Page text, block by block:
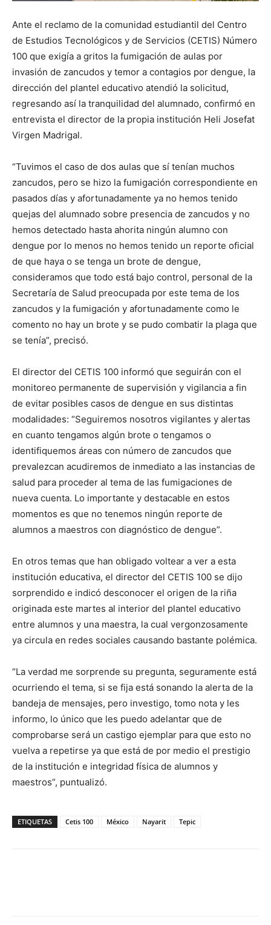
Ante el reclamo de la comunidad estudiantil del Centro
de Estudios Tecnológicos y de Servicios (CETIS) Número
100 que exigía a gritos la fumigación de aulas por
invasión de zancudos y temor a contagios por dengue, la
dirección del plantel educativo atendió la solicitud,
regresando así la tranquilidad del alumnado, confirmó en
entrevista el director de la propia institución Heli Josefat
Virgen Madrigal.
“Tuvimos el caso de dos aulas que sí tenían muchos
zancudos, pero se hizo la fumigación correspondiente en
pasados días y afortunadamente ya no hemos tenido
quejas del alumnado sobre presencia de zancudos y no
hemos detectado hasta ahorita ningún alumno con
dengue por lo menos no hemos tenido un reporte oficial
de que haya o se tenga un brote de dengue,
consideramos que todo está bajo control, personal de la
Secretaría de Salud preocupada por este tema de los
zancudos y la fumigación y afortunadamente como le
comento no hay un brote y se pudo combatir la plaga que
se tenía”, precisó.
El director del CETIS 100 informó que seguirán con el
monitoreo permanente de supervisión y vigilancia a fin
de evitar posibles casos de dengue en sus distintas
modalidades: “Seguiremos nosotros vigilantes y alertas
en cuanto tengamos algún brote o tengamos o
identifiquemos áreas con número de zancudos que
prevalezcan acudiremos de inmediato a las instancias de
salud para proceder al tema de las fumigaciones de
nueva cuenta. Lo importante y destacable en estos
momentos es que no tenemos ningún reporte de
alumnos a maestros con diagnóstico de dengue”.
En otros temas que han obligado voltear a ver a esta
institución educativa, el director del CETIS 100 se dijo
sorprendido e indicó desconocer el origen de la riña
originada este martes al interior del plantel educativo
entre alumnos y una maestra, la cual vergonzosamente
ya circula en redes sociales causando bastante polémica.
“La verdad me sorprende su pregunta, seguramente está
ocurriendo el tema, si se fija está sonando la alerta de la
bandeja de mensajes, pero investigo, tomo nota y les
informo, lo único que les puedo adelantar que de
comprobarse será un castigo ejemplar para que esto no
vuelva a repetirse ya que está de por medio el prestigio
de la institución e integridad física de alumnos y
maestros”, puntualizó.
ETIQUETAS Cetis 100 México Nayarit Tepic